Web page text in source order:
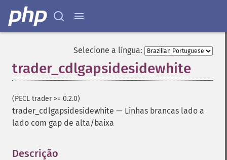
Selecione a língua:
trader_cdlgapsidesidewhite
(PECL trader >= 0.2.0)
trader_cdlgapsidesidewhite — Linhas brancas lado a
lado com gap de alta/baixa
Descrição